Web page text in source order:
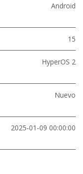
Android
15
HyperOS 2
Nuevo
2025-01-09 00:00:00